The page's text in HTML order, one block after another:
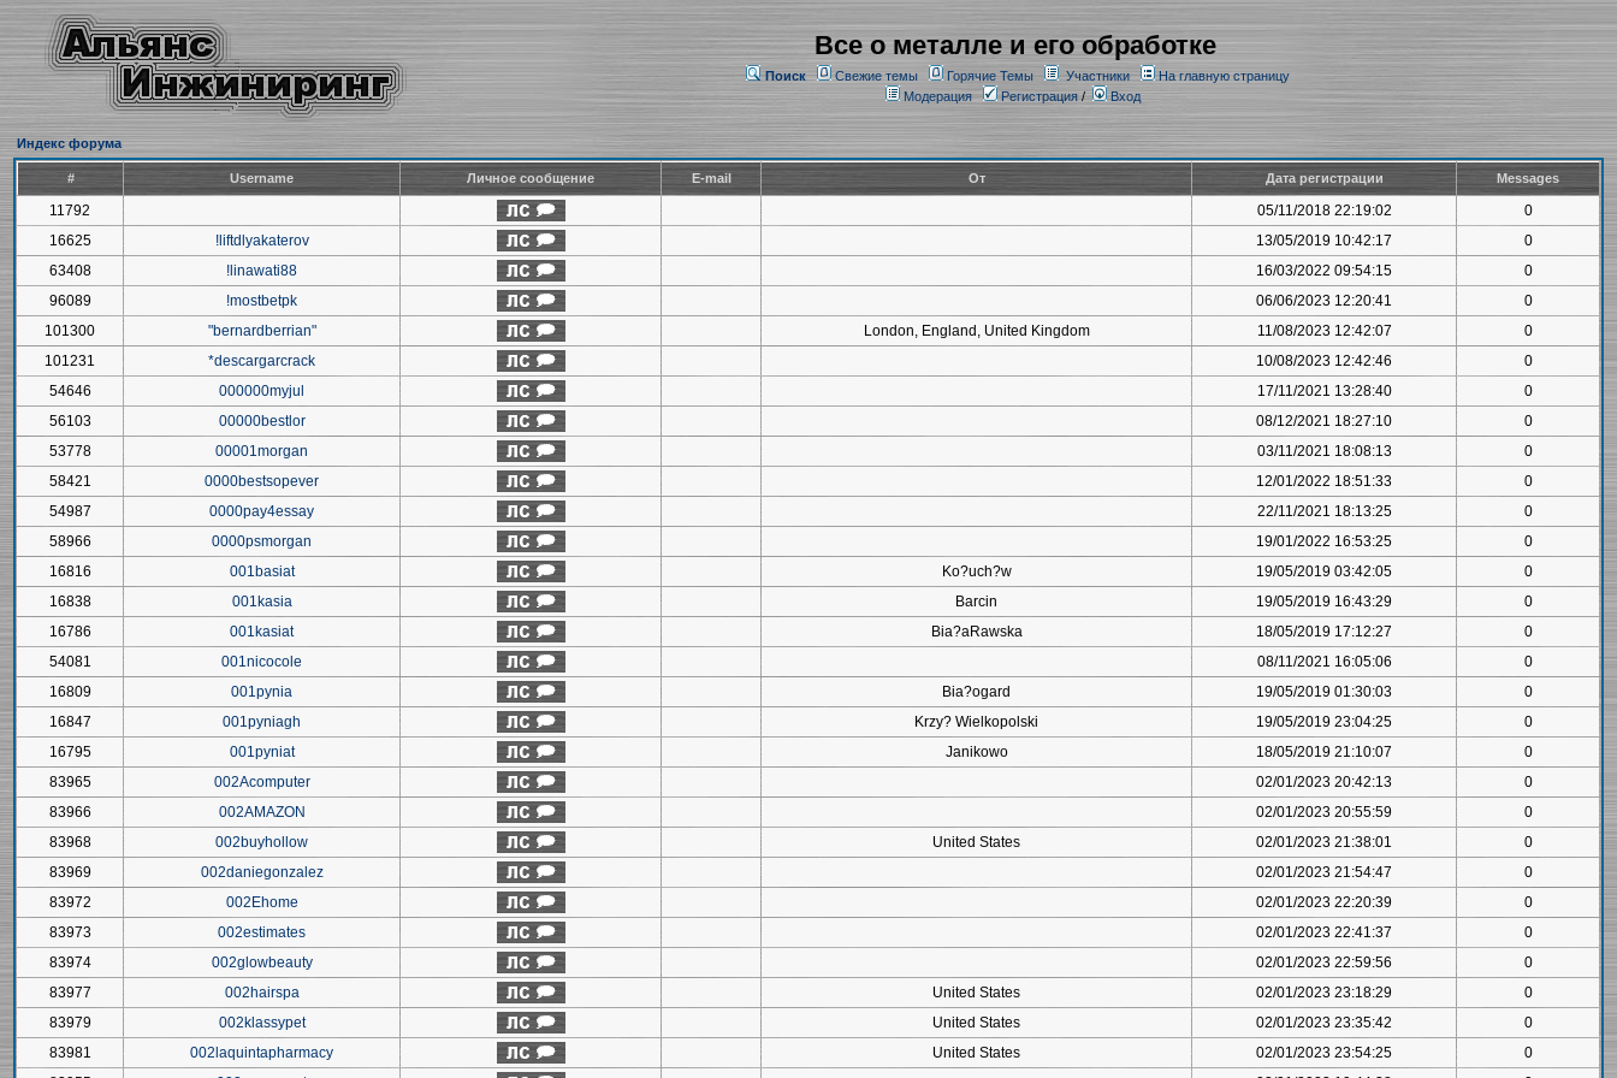
Все о металле и его обработке
Поиск Свежие темы Горячие Темы Участники
На главную страницу
Модерация
Регистрация/ Вход
Индекс форума
# Username Личное сообщение E-mail От Дата регистрации Messages
11792 05/11/2018 22:19:02
0
16625
!liftdlyakaterov 13/05/2019 10:42:17
0
63408
!linawati88 16/03/2022 09:54:15
0
96089
!mostbetpk 06/06/2023 12:20:41
0
101300
"bernardberrian" London, England, United Kingdom 11/08/2023 12:42:07
0
101231
*descargarcrack 10/08/2023 12:42:46
0
54646
000000myjul 17/11/2021 13:28:40
0
56103
00000bestlor 08/12/2021 18:27:10
0
53778
00001morgan 03/11/2021 18:08:13
0
58421
0000bestsopever 12/01/2022 18:51:33
0
54987
0000pay4essay 22/11/2021 18:13:25
0
58966
0000psmorgan 19/01/2022 16:53:25
0
16816
001basiat Ko?uch?w 19/05/2019 03:42:05
0
16838
001kasia Barcin 19/05/2019 16:43:29
0
16786
001kasiat Bia?aRawska 18/05/2019 17:12:27
0
54081
001nicocole 08/11/2021 16:05:06
0
16809
001pynia Bia?ogard 19/05/2019 01:30:03
0
16847
001pyniagh Krzy? Wielkopolski 19/05/2019 23:04:25
0
16795
001pyniat Janikowo 18/05/2019 21:10:07
0
83965
002Acomputer 02/01/2023 20:42:13
0
83966
002AMAZON 02/01/2023 20:55:59
0
83968
002buyhollow United States 02/01/2023 21:38:01
0
83969
002daniegonzalez 02/01/2023 21:54:47
0
83972
002Ehome 02/01/2023 22:20:39
0
83973
002estimates 02/01/2023 22:41:37
0
83974
002glowbeauty 02/01/2023 22:59:56
0
83977
002hairspa United States 02/01/2023 23:18:29
0
83979
002klassypet United States 02/01/2023 23:35:42
0
83981
002laquintapharmacy United States 02/01/2023 23:54:25
0